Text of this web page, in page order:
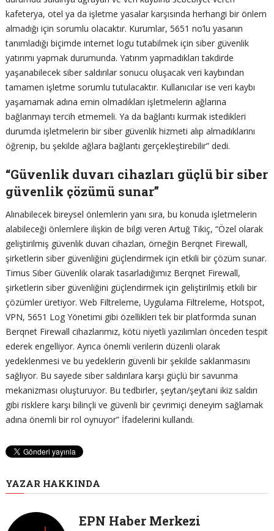
kafeterya, otel ya da işletme yasalar karşısında herhangi bir önlem
almadığı için sorumlu olacaktır. Kurumlar, 5651 no’lu yasanın
tanımladığı biçimde internet logu tutabilmek için siber güvenlik
yatırımı yapmak durumunda. Yatırım yapmadıkları takdirde
yaşanabilecek siber saldırılar sonucu oluşacak veri kaybından
tamamen işletme sorumlu tutulacaktır. Kullanıcılar ise veri kaybı
yaşamamak adına emin olmadıkları işletmelerin ağlarına
bağlanmayı tercih etmemeli. Ya da bağlantı kurmak istedikleri
durumda işletmelerin bir siber güvenlik hizmeti alıp almadıklarını
öğrenip, bu şekilde ağlara bağlantı gerçekleştirebilir” dedi.
“Güvenlik duvarı cihazları güçlü bir siber
güvenlik çözümü sunar”
Alınabilecek bireysel önlemlerin yanı sıra, bu konuda işletmelerin
alabileceği önlemlere ilişkin de bilgi veren Artuğ Tikiç, “Özel olarak
geliştirilmiş güvenlik duvarı cihazları, örneğin Berqnet Firewall,
şirketlerin siber güvenliğini güçlendirmek için etkili bir çözüm sunar.
Timus Siber Güvenlik olarak tasarladığımız Berqnet Firewall,
şirketlerin siber güvenliğini güçlendirmek için geliştirilmiş etkili bir
çözümler üretiyor. Web Filtreleme, Uygulama Filtreleme, Hotspot,
VPN, 5651 Log Yönetimi gibi özellikleri tek bir platformda sunan
Berqnet Firewall cihazlarımız, kötü niyetli yazılımları önceden tespit
ederek engelliyor. Ayrıca önemli verilerin düzenli olarak
yedeklenmesi ve bu yedeklerin güvenli bir şekilde saklanmasını
sağlıyor. Bu sayede siber saldırılara karşı güçlü bir savunma
mekanizması oluşturuyor. Bu tedbirler, şeytan/şeytani ikiz saldırı
gibi risklere karşı bilinçli ve güvenli bir çevrimiçi deneyim sağlamak
adına önemli bir rol oynuyor” İfadelerini kullandı.
YAZAR HAKKINDA
EPN Haber Merkezi